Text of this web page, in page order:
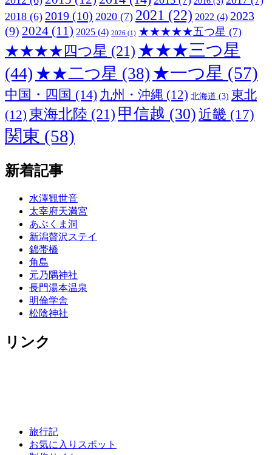
2018 (6) 2019 (10) 2020 (7) 2021 (22) 2022 (4) 2023
(9) 2024 (11) 2025 (4) 2026 (1) ★★★★★五つ星 (7)
★★★★四つ星 (21) ★★★三つ星
(44) ★★二つ星 (38) ★一つ星 (57)
中国・四国 (14) 九州・沖縄 (12) 北海道 (3) 東北
(12) 東海北陸 (21) 甲信越 (30) 近畿 (17)
関東 (58)
新着記事
水澤観世音
太宰府天満宮
あぶくま洞
新潟贅沢ステイ
錦帯橋
角島
元乃隅神社
長門湯本温泉
明倫学舎
松陰神社
リンク
旅行記
お気に入りスポット